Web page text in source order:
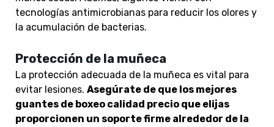
tecnologías antimicrobianas para reducir los olores y
la acumulación de bacterias.
Protección de la muñeca
La protección adecuada de la muñeca es vital para
evitar lesiones. Asegúrate de que los mejores
guantes de boxeo calidad precio que elijas
proporcionen un soporte firme alrededor de la